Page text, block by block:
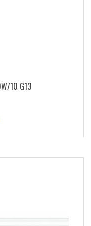
10 G13